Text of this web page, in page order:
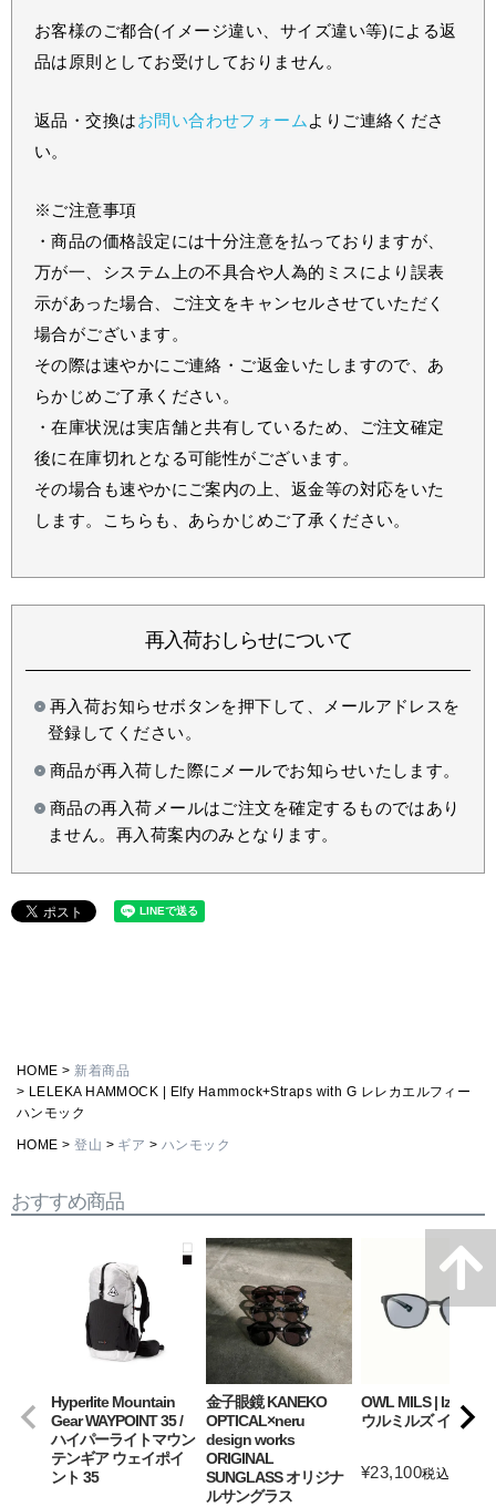
お客様のご都合(イメージ違い、サイズ違い等)による返
品は原則としてお受けしておりません。
返品・交換はお問い合わせフォーム よりご連絡くださ
い。
※ご注意事項
・商品の価格設定には十分注意を払っておりますが、
万が一、システム上の不具合や人為的ミスにより誤表
示があった場合、ご注文をキャンセルさせていただく
場合がございます。
その際は速やかにご連絡・ご返金いたしますので、あ
らかじめご了承ください。
・在庫状況は実店舗と共有しているため、ご注文確定
後に在庫切れとなる可能性がございます。
その場合も速やかにご案内の上、返金等の対応をいた
します。こちらも、あらかじめご了承ください。
再入荷おしらせについて
再入荷お知らせボタンを押下して、メールアドレスを
登録してください。
商品が再入荷した際にメールでお知らせいたします。
商品の再入荷メールはご注文を確定するものではあり
ません。再入荷案内のみとなります。
HOME
新着商品
LELEKA HAMMOCK | Elfy Hammock+Straps with G レレカエルフィー
ハンモック
HOME 登山 ギア ハンモック
おすすめ商品
Hyperlite Mountain
Gear WAYPOINT 35 /
ハイパーライトマウン
テンギア ウェイポイ
ント 35
金子眼鏡 KANEKO
OPTICAL×neru
design works
ORIGINAL
SUNGLASS オリジナ
ルサングラス
OWL MILS | Izanagi
ウルミルズ イザナギ
¥23,100税込